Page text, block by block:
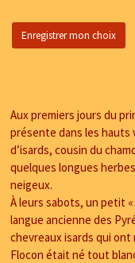
Aux premiers jours du
présente dans les hauts
d’isards, cousin du
quelques longues
neigeux.
À leurs sabots, un petit
langue ancienne des
chevreaux isards qui ont
Flocon était né tout